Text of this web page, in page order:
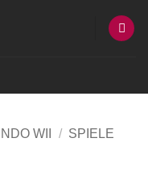
WII / SPIELE